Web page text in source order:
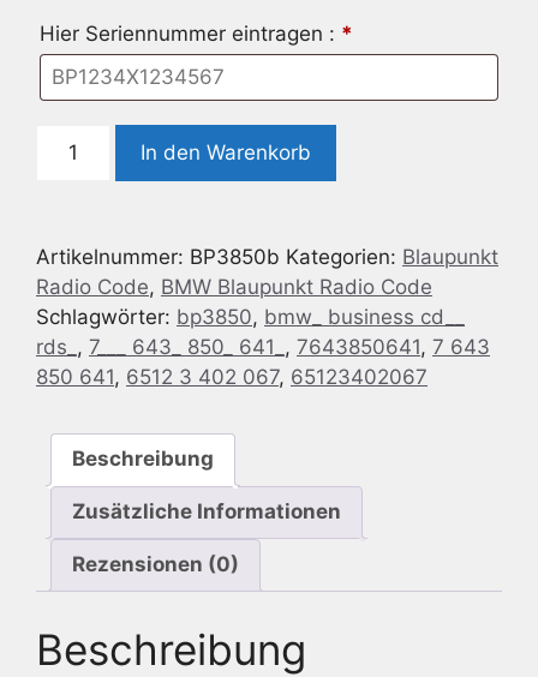
Hier Seriennummer eintragen : *
Code
Blaupunkt
BP3850
BMW
Business
CD
643
-7643850641
Menge
In den Warenkorb
Artikelnummer: BP3850b Kategorien: Blaupunkt
Radio Code, BMW Blaupunkt Radio Code
Schlagwörter: bp3850, bmw_ business cd__
rds_ , 7___ 643_ 850_ 641_ , 7643850641, 7 643
850 641, 6512 3 402 067, 65123402067
Beschreibung
Zusätzliche Informationen
Rezensionen (0)
Beschreibung